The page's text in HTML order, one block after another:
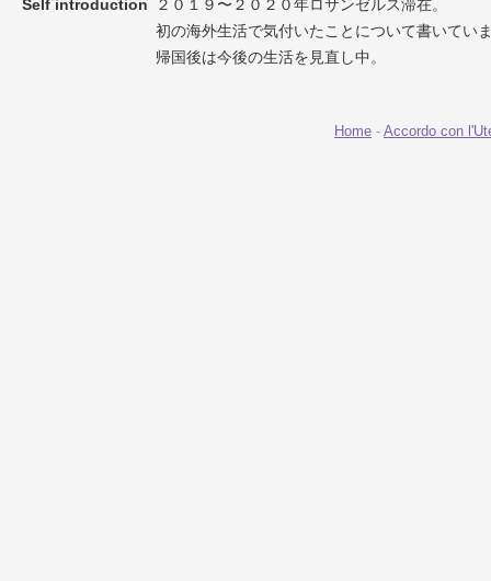
Self introduction
２０１９〜２０２０年ロサンゼルス滞在。
初の海外生活で気付いたことについて書いてい
帰国後は今後の生活を見直し中。
Home - Accordo con